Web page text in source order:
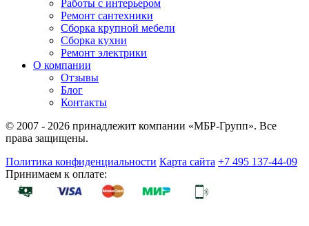
Работы с интерьером
Ремонт сантехники
Сборка крупной мебели
Сборка кухни
Ремонт электрики
О компании
Отзывы
Блог
Контакты
© 2007 - 2026 принадлежит компании «МБР-Групп». Все
права защищены.
Политика конфиденциальности Карта сайта +7 495 137-44-09
Принимаем к оплате: